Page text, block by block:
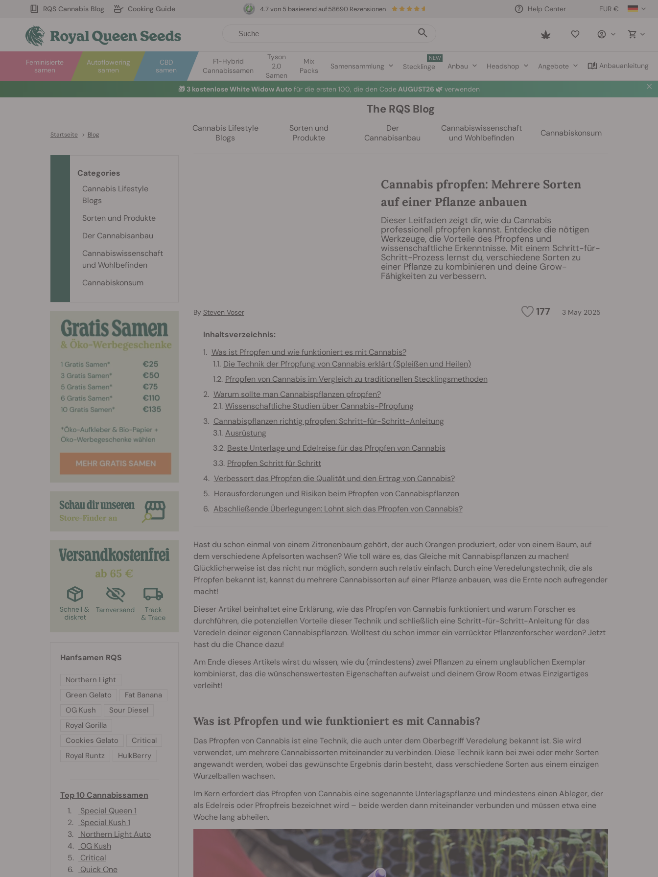
RQS Cannabis Blog Cooking Guide EUR €
Help Center
Saved
Autoflowering
samen
Feminisierte
samen
CBD
samen
F1-Hybrid
Cannabissamen
Tyson
2.0
Samen
Mix
Packs
Samensammlung
NEW
Stecklinge Anbau Headshop Angebote Anbauanleitung
4.7 von 5 basierend auf58690 Rezensionen
🎁 3 kostenlose White Widow Auto für die ersten 100, die den Code AUGUST26 🌿 verwenden
Startseite > Blog
The RQS Blog
Cannabis Lifestyle
Blogs
Sorten und
Produkte
Der
Cannabisanbau
Cannabiswissenschaft
und Wohlbefinden
Cannabiskonsum
Cannabis pfropfen: Mehrere Sorten
auf einer Pflanze anbauen
Dieser Leitfaden zeigt dir, wie du Cannabis
professionell pfropfen kannst. Entdecke die nötigen
Werkzeuge, die Vorteile des Pfropfens und
wissenschaftliche Erkenntnisse. Mit einem Schritt-für-
Schritt-Prozess lernst du, verschiedene Sorten zu
einer Pflanze zu kombinieren und deine Grow-
Fähigkeiten zu verbessern.
177 3 May 2025
By Steven Voser
Inhaltsverzeichnis:
Was ist Pfropfen und wie funktioniert es mit Cannabis?
Die Technik der Pfropfung von Cannabis erklärt (Spleißen und Heilen)
Pfropfen von Cannabis im Vergleich zu traditionellen Stecklingsmethoden
Warum sollte man Cannabispflanzen pfropfen?
Wissenschaftliche Studien über Cannabis-Pfropfung
Cannabispflanzen richtig pfropfen: Schritt-für-Schritt-Anleitung
Ausrüstung
Beste Unterlage und Edelreise für das Pfropfen von Cannabis
Pfropfen Schritt für Schritt
Verbessert das Pfropfen die Qualität und den Ertrag von Cannabis?
Herausforderungen und Risiken beim Pfropfen von Cannabispflanzen
Abschließende Überlegungen: Lohnt sich das Pfropfen von Cannabis?
Hast du schon einmal von einem Zitronenbaum gehört, der auch Orangen produziert, oder von einem Baum, auf
dem verschiedene Apfelsorten wachsen? Wie toll wäre es, das Gleiche mit Cannabispflanzen zu machen!
Glücklicherweise ist das nicht nur möglich, sondern auch relativ einfach. Durch eine Veredelungstechnik, die als
Pfropfen bekannt ist, kannst du mehrere Cannabissorten auf einer Pflanze anbauen, was die Ernte noch aufregender
macht!
Dieser Artikel beinhaltet eine Erklärung, wie das Pfropfen von Cannabis funktioniert und warum Forscher es
durchführen, die potenziellen Vorteile dieser Technik und schließlich eine Schritt-für-Schritt-Anleitung für das
Veredeln deiner eigenen Cannabispflanzen. Wolltest du schon immer ein verrückter Pflanzenforscher werden? Jetzt
hast du die Chance dazu!
Am Ende dieses Artikels wirst du wissen, wie du (mindestens) zwei Pflanzen zu einem unglaublichen Exemplar
kombinierst, das die wünschenswertesten Eigenschaften aufweist und deinem Grow Room etwas Einzigartiges
verleiht!
Was ist Pfropfen und wie funktioniert es mit Cannabis?
Das Pfropfen von Cannabis ist eine Technik, die auch unter dem Oberbegriff Veredelung bekannt ist. Sie wird
verwendet, um mehrere Cannabissorten miteinander zu verbinden. Diese Technik kann bei zwei oder mehr Sorten
angewandt werden, wobei das gewünschte Ergebnis darin besteht, dass verschiedene Sorten aus einem einzigen
Wurzelballen wachsen.
Im Kern erfordert das Pfropfen von Cannabis eine sogenannte Unterlagspflanze und mindestens einen Ableger, der
als Edelreis oder Pfropfreis bezeichnet wird – beide werden dann miteinander verbunden und müssen etwa eine
Woche lang abheilen.
Categories
Cannabis Lifestyle
Blogs
Sorten und Produkte
Der Cannabisanbau
Cannabiswissenschaft
und Wohlbefinden
Cannabiskonsum
Hanfsamen RQS
Northern Light
Green Gelato
Fat Banana
OG Kush
Sour Diesel
Royal Gorilla
Cookies Gelato
Critical
Royal Runtz
HulkBerry
Top 10 Cannabissamen
1.
Special Queen 1
2.
Special Kush 1
3.
Northern Light Auto
4.
OG Kush
5.
Critical
6.
Quick One